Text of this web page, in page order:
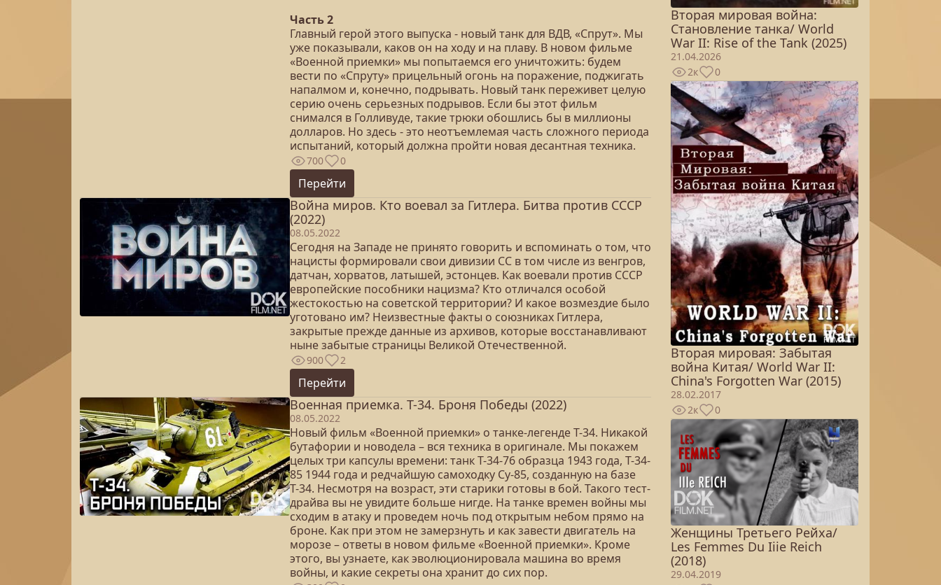
Часть 2
Главный герой этого выпуска - новый танк для ВДВ, «Спрут». Мы
уже показывали, каков он на ходу и на плаву. В новом фильме
«Военной приемки» мы попытаемся его уничтожить: будем
вести по «Спруту» прицельный огонь на поражение, поджигать
напалмом и, конечно, подрывать. Новый танк переживет целую
серию очень серьезных подрывов. Если бы этот фильм
снимался в Голливуде, такие трюки обошлись бы в миллионы
долларов. Но здесь - это неотъемлемая часть сложного периода
испытаний, который должна пройти новая десантная техника.
700 0
Перейти
Война миров. Кто воевал за Гитлера. Битва против СССР
(2022)
08.05.2022
Сегодня на Западе не принято говорить и вспоминать о том, что
нацисты формировали свои дивизии СС в том числе из венгров,
датчан, хорватов, латышей, эстонцев. Как воевали против СССР
европейские пособники нацизма? Кто отличался особой
жестокостью на советской территории? И какое возмездие было
уготовано им? Неизвестные факты о союзниках Гитлера,
закрытые прежде данные из архивов, которые восстанавливают
ныне забытые страницы Великой Отечественной.
900 2
Перейти
Военная приемка. Т-34. Броня Победы (2022)
08.05.2022
Новый фильм «Военной приемки» о танке-легенде Т-34. Никакой
бутафории и новодела – вся техника в оригинале. Мы покажем
целых три капсулы времени: танк Т-34-76 образца 1943 года, Т-34-
85 1944 года и редчайшую самоходку Су-85, созданную на базе
Т-34. Несмотря на возраст, эти старики готовы в бой. Такого тест-
драйва вы не увидите больше нигде. На танке времен войны мы
сходим в атаку и проведем ночь под открытым небом прямо на
броне. Как при этом не замерзнуть и как завести двигатель на
морозе – ответы в новом фильме «Военной приемки». Кроме
этого, вы узнаете, как эволюционировала машина во время
войны, и какие секреты она хранит до сих пор.
Вторая мировая война:
Становление танка/ World
War II: Rise of the Tank (2025)
21.04.2026
2к
0
Вторая мировая: Забытая
война Китая/ World War II:
China's Forgotten War (2015)
28.02.2017
2к
0
Женщины Третьего Рейха/
Les Femmes Du Iiie Reich
(2018)
29.04.2019